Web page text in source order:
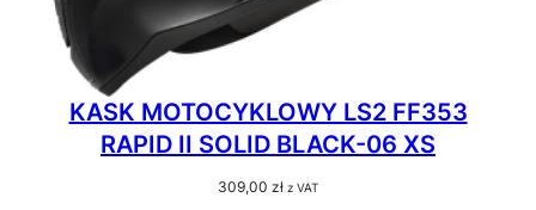
KASK MOTOCYKLOWY LS2 FF353
RAPID II SOLID BLACK-06 XS
309,00 zł z VAT